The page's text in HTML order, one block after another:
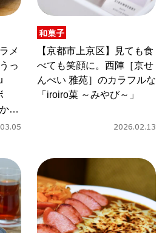
き
クラブ
し
げ
メ
っ
ん
ブ
和菓子
【京都市上京区】見ても食
べても笑顔に。西陣［京せ
んべい 雅苑］のカラフルな
「iroiro菓 ～みやび～」
2026.02.13